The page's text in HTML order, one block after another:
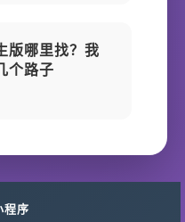
版哪里找？我
个路子
程序